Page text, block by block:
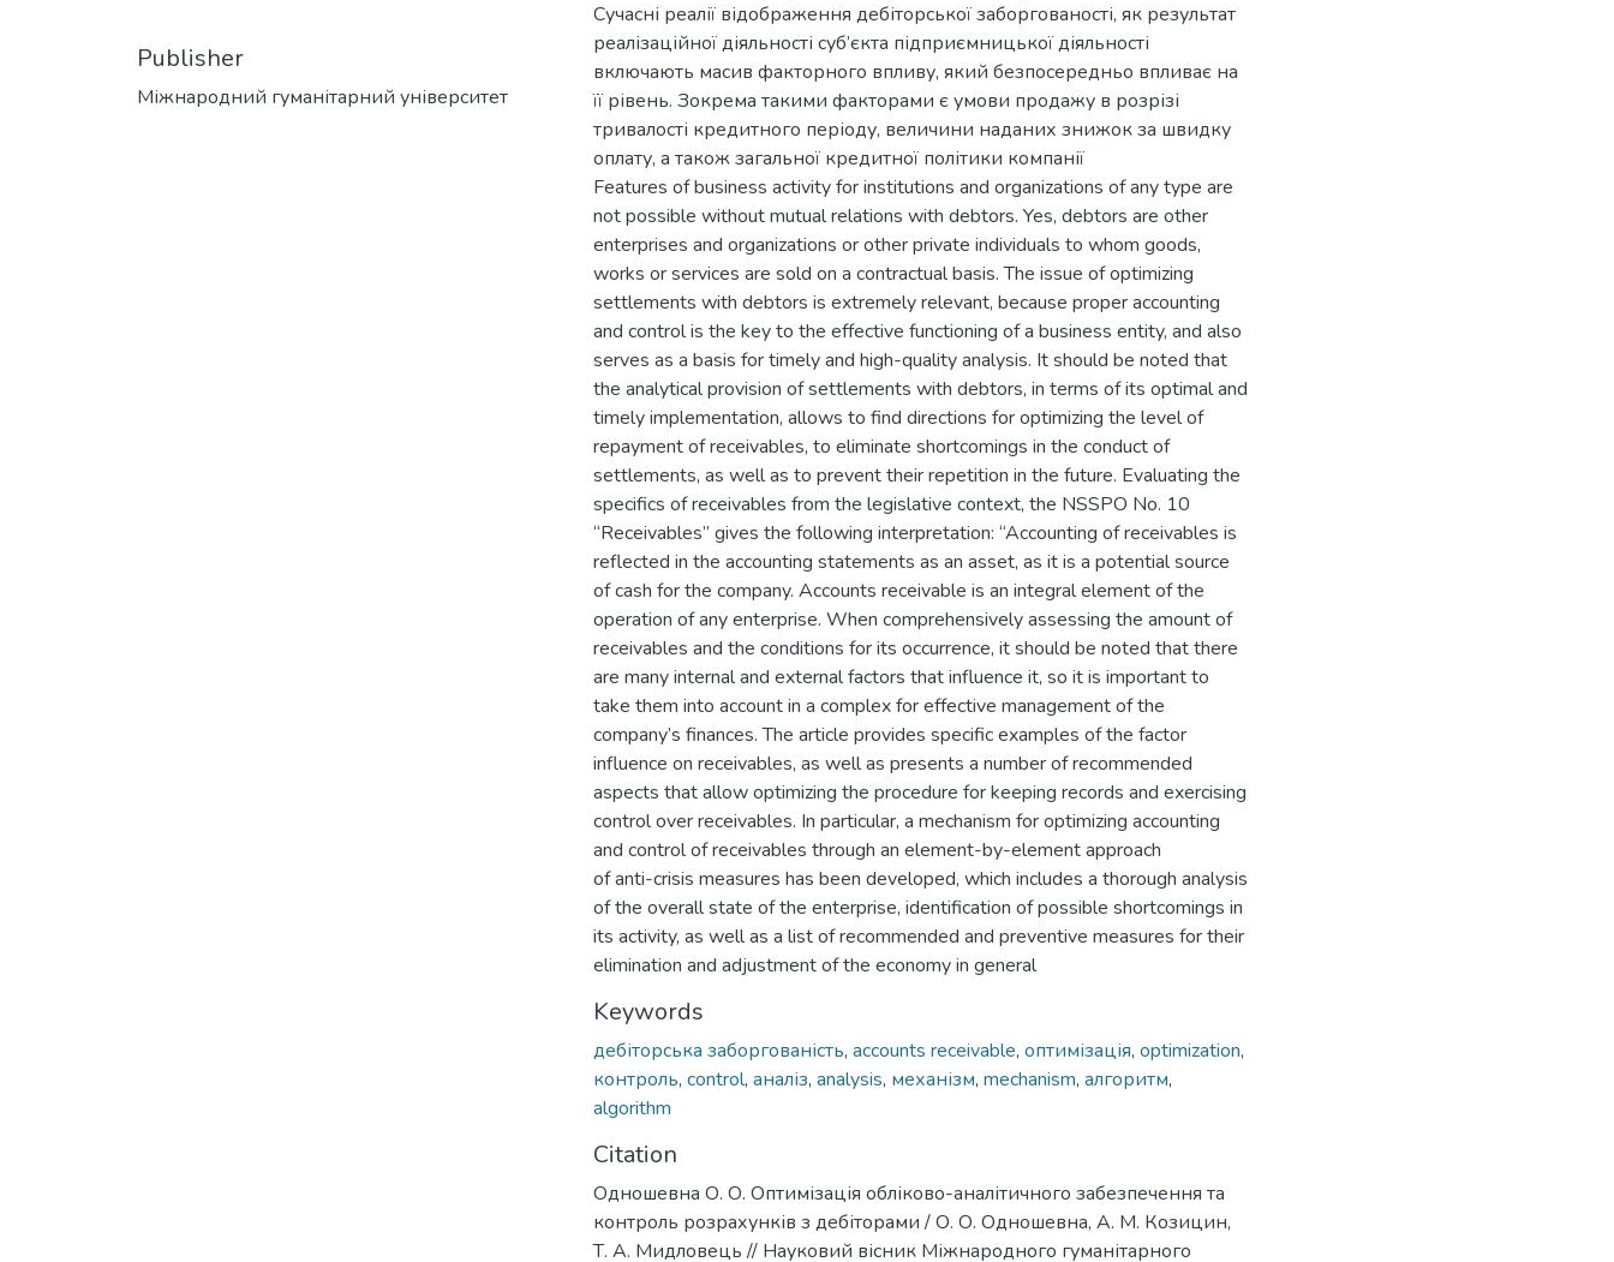
Publisher
Міжнародний гуманітарний університет
Сучасні реалії відображення дебіторської заборгованості, як результат
реалізаційної діяльності суб’єкта підприємницької діяльності
включають масив факторного впливу, який безпосередньо впливає на
її рівень. Зокрема такими факторами є умови продажу в розрізі
тривалості кредитного періоду, величини наданих знижок за швидку
оплату, а також загальної кредитної політики компанії
Features of business activity for institutions and organizations of any type are
not possible without mutual relations with debtors. Yes, debtors are other
enterprises and organizations or other private individuals to whom goods,
works or services are sold on a contractual basis. The issue of optimizing
settlements with debtors is extremely relevant, because proper accounting
and control is the key to the effective functioning of a business entity, and also
serves as a basis for timely and high-quality analysis. It should be noted that
the analytical provision of settlements with debtors, in terms of its optimal and
timely implementation, allows to find directions for optimizing the level of
repayment of receivables, to eliminate shortcomings in the conduct of
settlements, as well as to prevent their repetition in the future. Evaluating the
specifics of receivables from the legislative context, the NSSPO No. 10
“Receivables” gives the following interpretation: “Accounting of receivables is
reflected in the accounting statements as an asset, as it is a potential source
of cash for the company. Accounts receivable is an integral element of the
operation of any enterprise. When comprehensively assessing the amount of
receivables and the conditions for its occurrence, it should be noted that there
are many internal and external factors that influence it, so it is important to
take them into account in a complex for effective management of the
company’s finances. The article provides specific examples of the factor
influence on receivables, as well as presents a number of recommended
aspects that allow optimizing the procedure for keeping records and exercising
control over receivables. In particular, a mechanism for optimizing accounting
and control of receivables through an element-by-element approach
of anti-crisis measures has been developed, which includes a thorough analysis
of the overall state of the enterprise, identification of possible shortcomings in
its activity, as well as a list of recommended and preventive measures for their
elimination and adjustment of the economy in general
Keywords
дебіторська заборгованість, accounts receivable, оптимізація, optimization,
контроль, control, аналіз, analysis, механізм, mechanism, алгоритм,
algorithm
Citation
Одношевна О. О. Оптимізація обліково-аналітичного забезпечення та
контроль розрахунків з дебіторами / О. О. Одношевна, А. М. Козицин,
Т. А. Мидловець // Науковий вісник Міжнародного гуманітарного